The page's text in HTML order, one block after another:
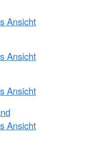
Ansicht
Ansicht
Ansicht
Ansicht